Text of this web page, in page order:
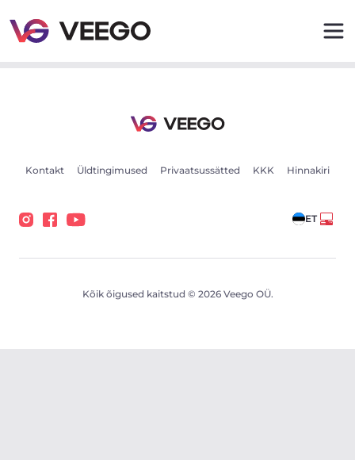
Kontakt Üldtingimused Privaatsussätted KKK Hinnakiri
ET
Kõik õigused kaitstud © 2026 Veego OÜ.